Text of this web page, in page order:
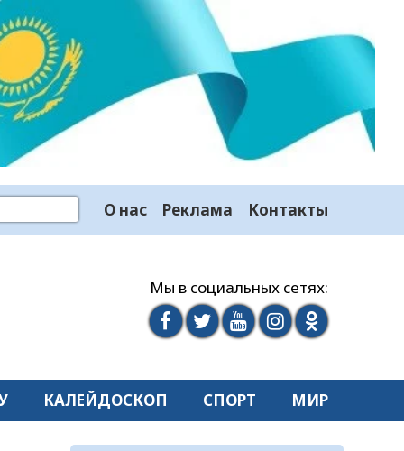
О нас Реклама Контакты
Мы в социальных сетях:
КАЛЕЙДОСКОП СПОРТ МИР